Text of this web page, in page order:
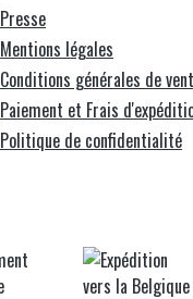
Presse
Mentions légales
Conditions générales de
Paiement et Frais
Politique de confidentialité